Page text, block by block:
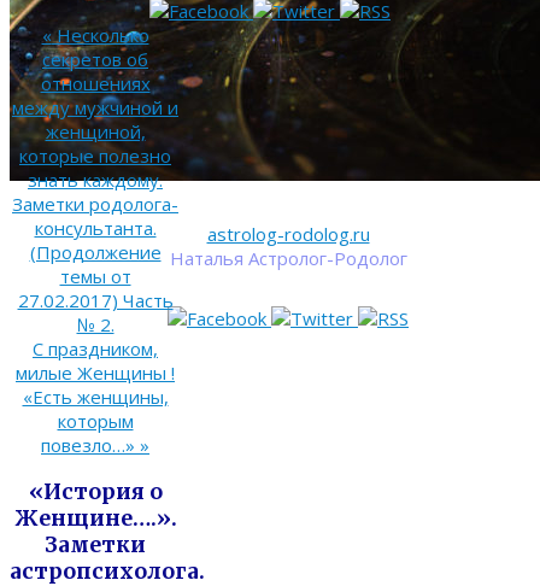
astrolog-rodolog.ru
Наталья Астролог-Родолог
«Несколько
секретов об
отношениях
между мужчиной и
женщиной,
которые полезно
знать каждому.
Заметки родолога-
консультанта.
(Продолжение
темы от
27.02.2017) Часть
№ 2.
С праздником,
милые Женщины !
«Есть женщины,
которым
повезло…» »
«История о
Женщине….».
Заметки
астропсихолога.